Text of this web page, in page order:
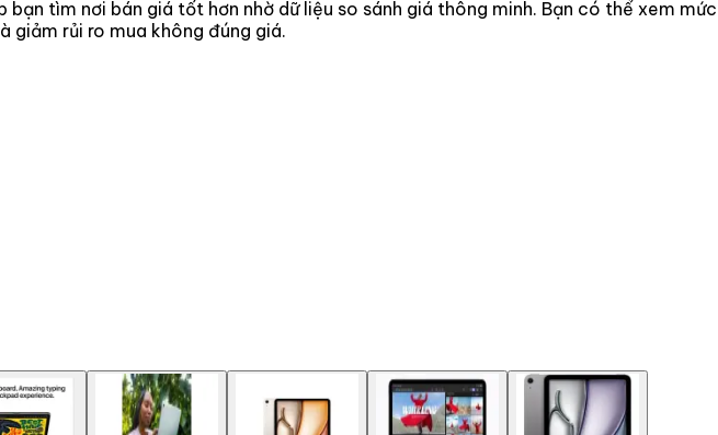
bạn tìm nơi bán giá tốt hơn nhờ dữ liệu so sánh giá thông minh. Bạn có thể xem mức
giảm rủi ro mua không đúng giá.